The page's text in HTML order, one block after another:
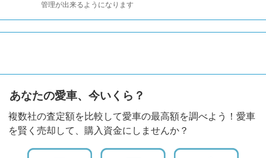
管理が出来るようになります
あなたの愛車、今いくら？
複数社の査定額を比較して愛車の最高額を調べよう！愛車
を賢く売却して、購入資金にしませんか？